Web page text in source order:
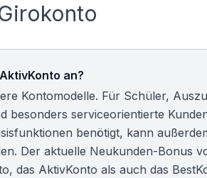
an?
Kontomodelle. Für Schüler,
besonders serviceorientierte
benötigt, kann
Der aktuelle Neukunden-Bonus
das AktivKonto als auch das